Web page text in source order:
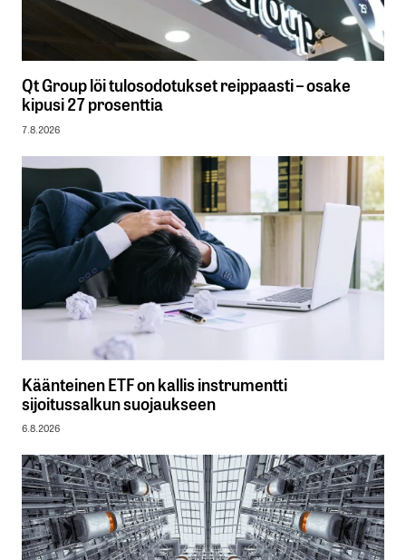
Qt Group löi tulosodotukset reippaasti – osake
kipusi 27 prosenttia
7.8.2026
Käänteinen ETF on kallis instrumentti
sijoitussalkun suojaukseen
6.8.2026